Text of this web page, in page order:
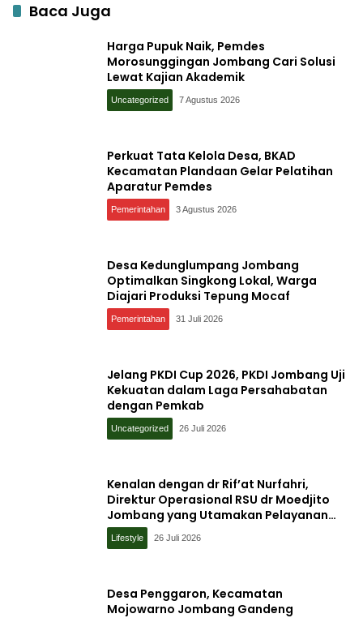
Baca Juga
Harga Pupuk Naik, Pemdes
Morosunggingan Jombang Cari Solusi
Lewat Kajian Akademik
Uncategorized 7 Agustus 2026
Perkuat Tata Kelola Desa, BKAD
Kecamatan Plandaan Gelar Pelatihan
Aparatur Pemdes
Pemerintahan 3 Agustus 2026
Desa Kedunglumpang Jombang
Optimalkan Singkong Lokal, Warga
Diajari Produksi Tepung Mocaf
Pemerintahan 31 Juli 2026
Jelang PKDI Cup 2026, PKDI Jombang Uji
Kekuatan dalam Laga Persahabatan
dengan Pemkab
Uncategorized 26 Juli 2026
Kenalan dengan dr Rif’at Nurfahri,
Direktur Operasional RSU dr Moedjito
Jombang yang Utamakan Pelayanan
Ilmiah
Lifestyle 26 Juli 2026
Desa Penggaron, Kecamatan
Mojowarno Jombang Gandeng